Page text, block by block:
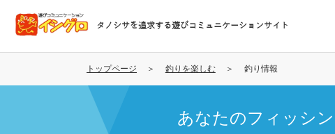
コ
テ
タノシサを追求する遊びコミュニケーションサイト
トップページ 釣りを楽しむ 釣り情報
あなたのフィッシ